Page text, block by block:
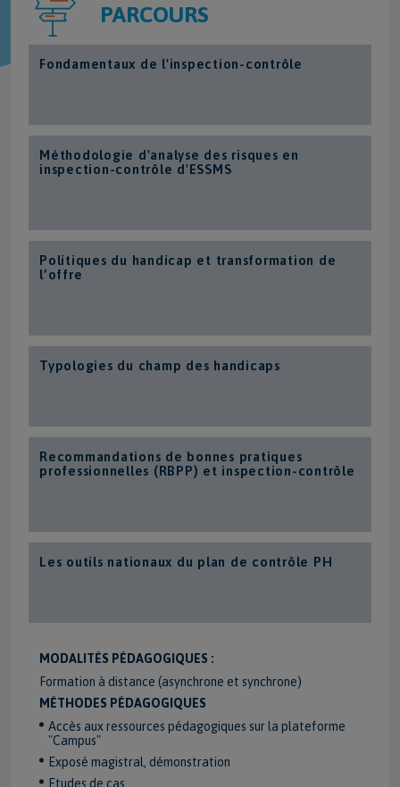
PARCOURS
Fondamentaux de l'inspection-contrôle
Méthodologie d'analyse des risques en
inspection-contrôle d'ESSMS
Politiques du handicap et transformation de
l’offre
Typologies du champ des handicaps
Recommandations de bonnes pratiques
professionnelles (RBPP) et inspection-contrôle
Les outils nationaux du plan de contrôle PH
MODALITÉS PÉDAGOGIQUES :
Formation à distance (asynchrone et synchrone)
MÉTHODES PÉDAGOGIQUES
Accès aux ressources pédagogiques sur la plateforme
"Campus"
Exposé magistral, démonstration
Etudes de cas